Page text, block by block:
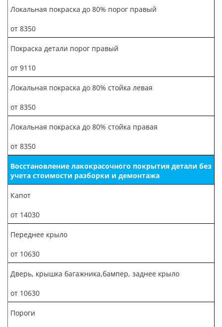
Локальная покраска до 80% порог правый
от 8350
Покраска детали порог правый
от 9110
Локальная покраска до 80% стойка левая
от 8350
Локальная покраска до 80% стойка правая
от 8350
Восстановление лакокрасочного покрытия детали без
учета стоимости разборки и демонтажа
Капот
от 14030
Переднее крыло
от 10630
Дверь, крышка багажника,бампер, заднее крыло
от 10630
Пороги